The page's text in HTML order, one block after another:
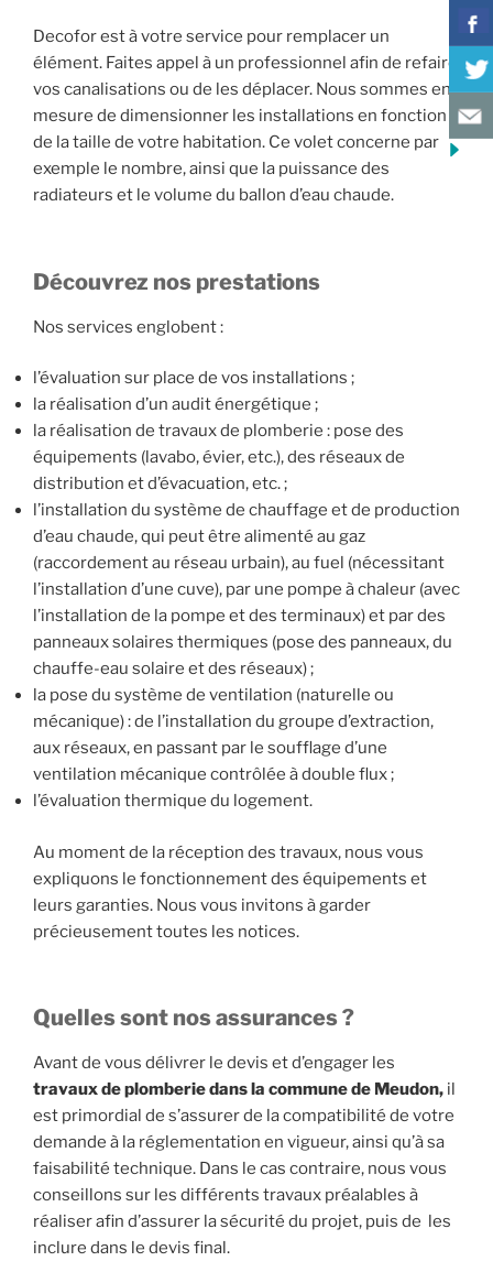
Decofor est à votre service pour remplacer un
élément. Faites appel à un professionnel afin de refaire
vos canalisations ou de les déplacer. Nous sommes en
mesure de dimensionner les installations en fonction
de la taille de votre habitation. Ce volet concerne par
exemple le nombre, ainsi que la puissance des
radiateurs et le volume du ballon d’eau chaude.
Découvrez nos prestations
Nos services englobent :
l’évaluation sur place de vos installations ;
la réalisation d’un audit énergétique ;
la réalisation de travaux de plomberie : pose des
équipements (lavabo, évier, etc.), des réseaux de
distribution et d’évacuation, etc. ;
l’installation du système de chauffage et de production
d’eau chaude, qui peut être alimenté au gaz
(raccordement au réseau urbain), au fuel (nécessitant
l’installation d’une cuve), par une pompe à chaleur (avec
l’installation de la pompe et des terminaux) et par des
panneaux solaires thermiques (pose des panneaux, du
chauffe-eau solaire et des réseaux) ;
la pose du système de ventilation (naturelle ou
mécanique) : de l’installation du groupe d’extraction,
aux réseaux, en passant par le soufflage d’une
ventilation mécanique contrôlée à double flux ;
l’évaluation thermique du logement.
Au moment de la réception des travaux, nous vous
expliquons le fonctionnement des équipements et
leurs garanties. Nous vous invitons à garder
précieusement toutes les notices.
Quelles sont nos assurances ?
Avant de vous délivrer le devis et d’engager les
travaux de plomberie dans la commune de Meudon, il
est primordial de s’assurer de la compatibilité de votre
demande à la réglementation en vigueur, ainsi qu’à sa
faisabilité technique. Dans le cas contraire, nous vous
conseillons sur les différents travaux préalables à
réaliser afin d’assurer la sécurité du projet, puis de les
inclure dans le devis final.